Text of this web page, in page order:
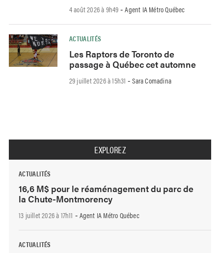
4 août 2026 à 9h49 -Agent IA Métro Québec
ACTUALITÉS
Les Raptors de Toronto de
passage à Québec cet automne
29 juillet 2026 à 15h31 -Sara Comadina
EXPLOREZ
ACTUALITÉS
16,6 M$ pour le réaménagement du parc de
la Chute-Montmorency
13 juillet 2026 à 17h11 - Agent IA Métro Québec
ACTUALITÉS